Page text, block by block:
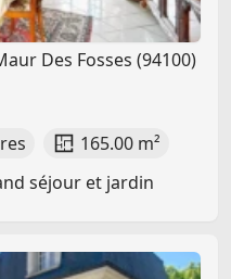
Des Fosses (94100)
165.00 m²
séjour et jardin